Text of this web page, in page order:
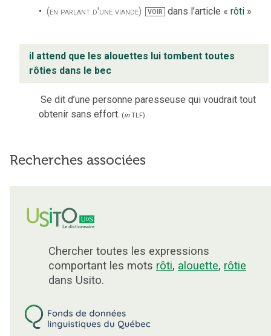
(en parlant d'une viande)
VOIR dans l’article « rôti»
il attend que les alouettes lui tombent toutes
rôties dans le bec
Se dit d’une personne paresseuse qui voudrait tout
obtenir sans effort. (inTLF)
Recherches associées
Chercher toutes les expressions
comportant les mots rôti, alouette, rôtie
dans Usito.